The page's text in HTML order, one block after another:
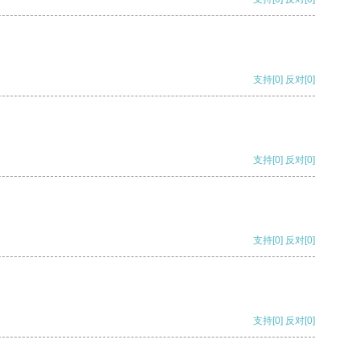
支持[0] 反对[0]
支持[0] 反对[0]
支持[0] 反对[0]
支持[0] 反对[0]